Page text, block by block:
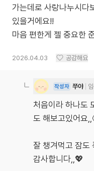
가는데로 사랑나누시다
있을거에요!!
마음 편한게 젤 중요한
2026.04.03 공감해요
작성자 쭈야
처음이라 하나도
도 해보고있어요
잘 챙겨먹고 잠도
감사합니다,,💖